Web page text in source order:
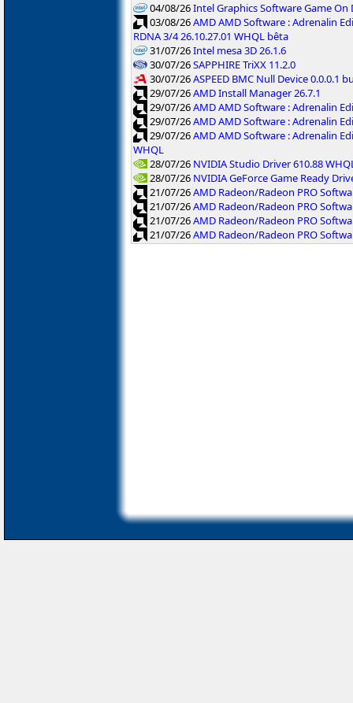
04/08/26Intel Graphics Software Game On
03/08/26AMD AMD Software : Adrenalin
RDNA 3/4 26.10.27.01 WHQL bêta
31/07/26Intel mesa 3D 26.1.6
30/07/26SAPPHIRE TriXX 11.2.0
30/07/26ASPEED BMC Null Device 0.0.0.1
29/07/26AMD Install Manager 26.7.1
29/07/26AMD AMD Software : Adrenalin
29/07/26AMD AMD Software : Adrenalin
29/07/26AMD AMD Software : Adrenalin
WHQL
28/07/26 NVIDIA Studio Driver 610.88
28/07/26 NVIDIA GeForce Game Ready
21/07/26AMD Radeon/Radeon PRO
21/07/26AMD Radeon/Radeon PRO
21/07/26AMD Radeon/Radeon PRO
21/07/26AMD Radeon/Radeon PRO